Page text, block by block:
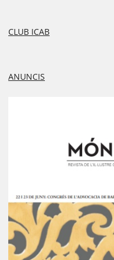
CLUB ICAB
ANUNCIS